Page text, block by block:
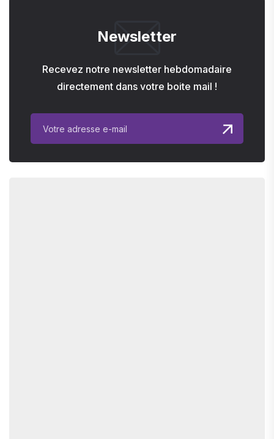
Newsletter
Recevez notre newsletter hebdomadaire
directement dans votre boite mail !